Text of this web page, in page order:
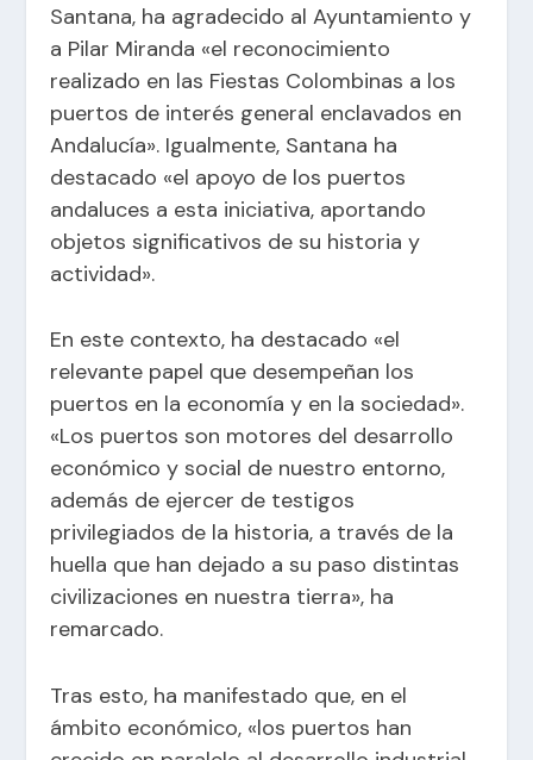
Santana, ha agradecido al Ayuntamiento y
a Pilar Miranda «el reconocimiento
realizado en las Fiestas Colombinas a los
puertos de interés general enclavados en
Andalucía». Igualmente, Santana ha
destacado «el apoyo de los puertos
andaluces a esta iniciativa, aportando
objetos significativos de su historia y
actividad».
En este contexto, ha destacado «el
relevante papel que desempeñan los
puertos en la economía y en la sociedad».
«Los puertos son motores del desarrollo
económico y social de nuestro entorno,
además de ejercer de testigos
privilegiados de la historia, a través de la
huella que han dejado a su paso distintas
civilizaciones en nuestra tierra», ha
remarcado.
Tras esto, ha manifestado que, en el
ámbito económico, «los puertos han